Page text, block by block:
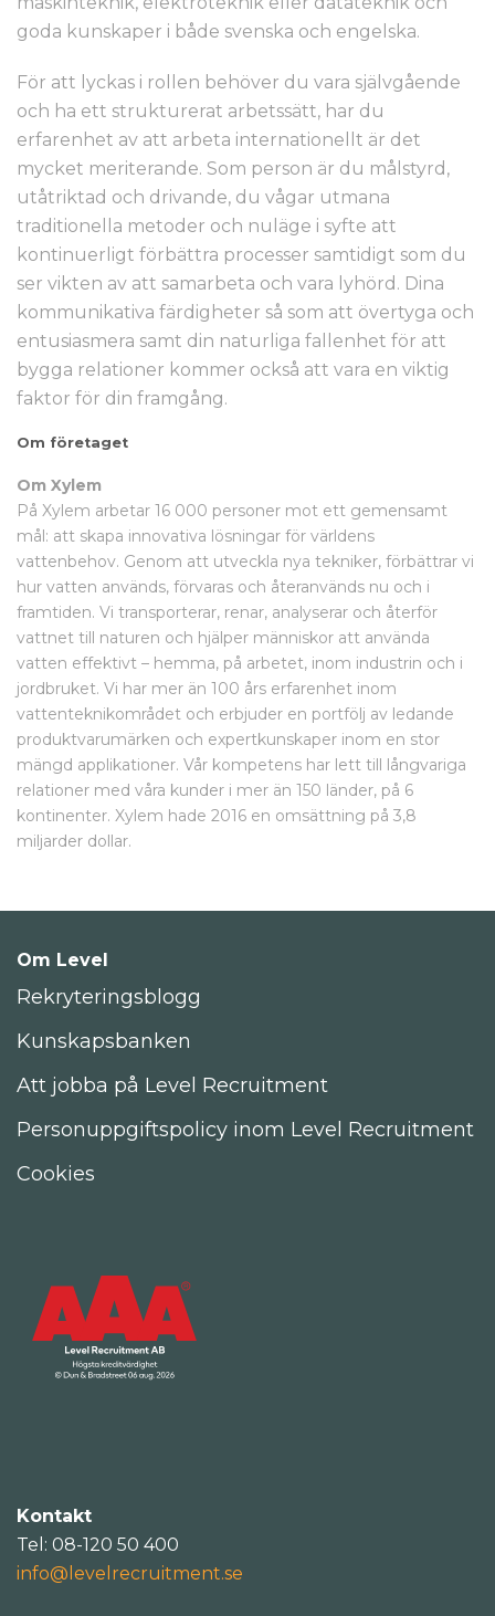
goda kunskaper i både svenska och engelska.
För att lyckas i rollen behöver du vara självgående
och ha ett strukturerat arbetssätt, har du
erfarenhet av att arbeta internationellt är det
mycket meriterande. Som person är du målstyrd,
utåtriktad och drivande, du vågar utmana
traditionella metoder och nuläge i syfte att
kontinuerligt förbättra processer samtidigt som du
ser vikten av att samarbeta och vara lyhörd. Dina
kommunikativa färdigheter så som att övertyga och
entusiasmera samt din naturliga fallenhet för att
bygga relationer kommer också att vara en viktig
faktor för din framgång.
Om företaget
Om Xylem
På Xylem arbetar 16 000 personer mot ett gemensamt
mål: att skapa innovativa lösningar för världens
vattenbehov. Genom att utveckla nya tekniker, förbättrar vi
hur vatten används, förvaras och återanvänds nu och i
framtiden. Vi transporterar, renar, analyserar och återför
vattnet till naturen och hjälper människor att använda
vatten effektivt – hemma, på arbetet, inom industrin och i
jordbruket. Vi har mer än 100 års erfarenhet inom
vattenteknikområdet och erbjuder en portfölj av ledande
produktvarumärken och expertkunskaper inom en stor
mängd applikationer. Vår kompetens har lett till långvariga
relationer med våra kunder i mer än 150 länder, på 6
kontinenter. Xylem hade 2016 en omsättning på 3,8
miljarder dollar.
Om Level
Rekryteringsblogg
Kunskapsbanken
Att jobba på Level Recruitment
Personuppgiftspolicy inom Level Recruitment
Cookies
Kontakt
Tel: 08-120 50 400
info@levelrecruitment.se